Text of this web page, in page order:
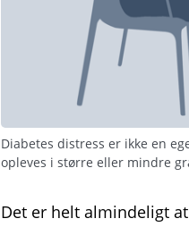
Diabetes distress er ikke en
opleves i større eller mindre
Det er helt almindeligt